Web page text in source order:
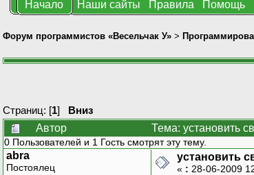
Начало Наши сайты Правила Помощь
Форум программистов «Весельчак У» >
Страниц: [1] Вниз
Автор
Тема: установить
0 Пользователей и 1 Гость смотрят эту тему.
abra
Постоялец
установить
« : 28-06-2009